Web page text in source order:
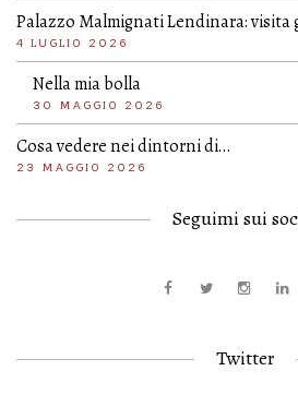
Palazzo Malmignati Lendinara: visita
4 LUGLIO 2026
Nella mia bolla
30 MAGGIO 2026
Cosa vedere nei dintorni di…
23 MAGGIO 2026
Seguimi sui
Twitter